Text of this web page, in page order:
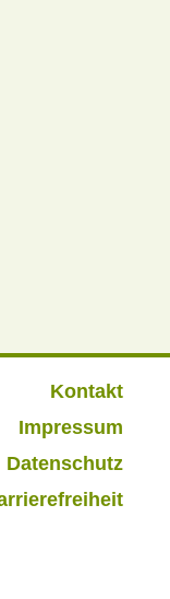
Kontakt
Impressum
Datenschutz